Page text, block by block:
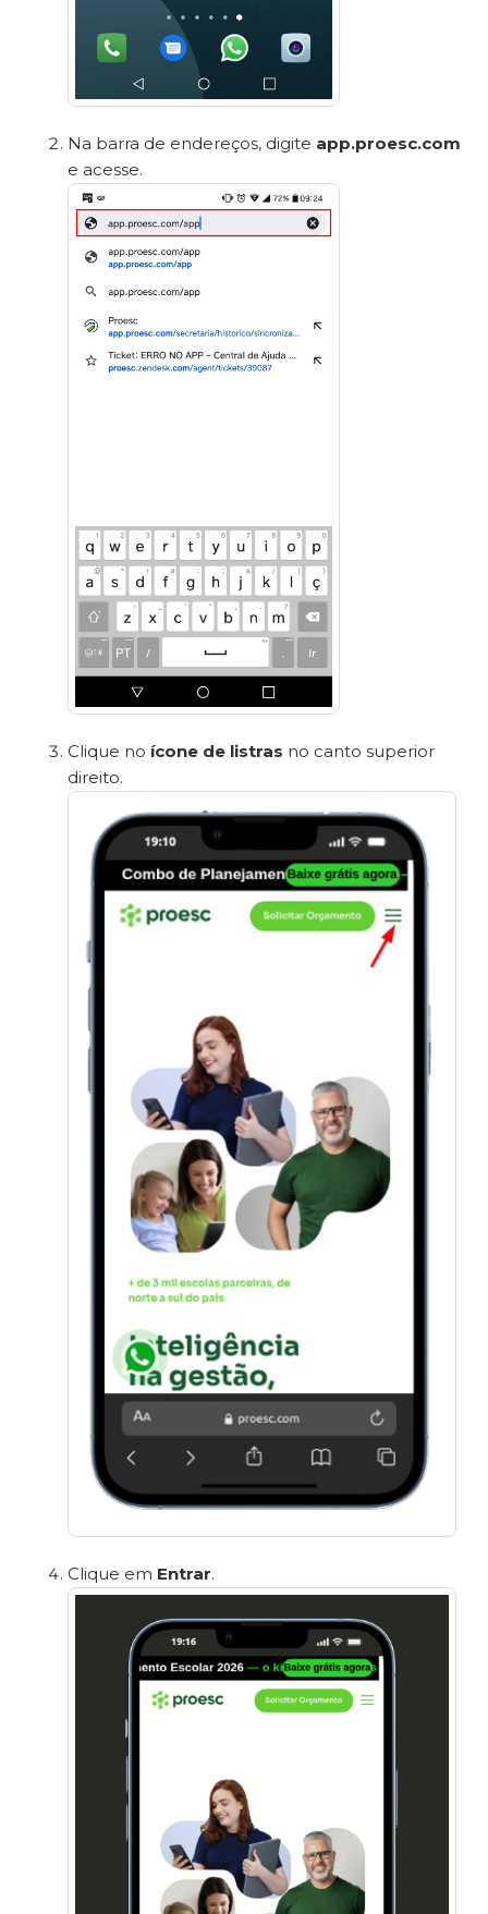
Na barra de endereços, digite app.proesc.com
e acesse.
Clique no ícone de listras no canto superior
direito.
Clique em Entrar.